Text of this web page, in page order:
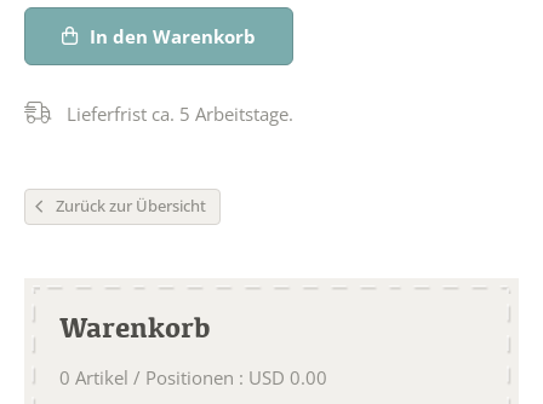
In den Warenkorb
Lieferfrist ca. 5 Arbeitstage.
Zurück zur Übersicht
Warenkorb
0 Artikel / Positionen : USD 0.00